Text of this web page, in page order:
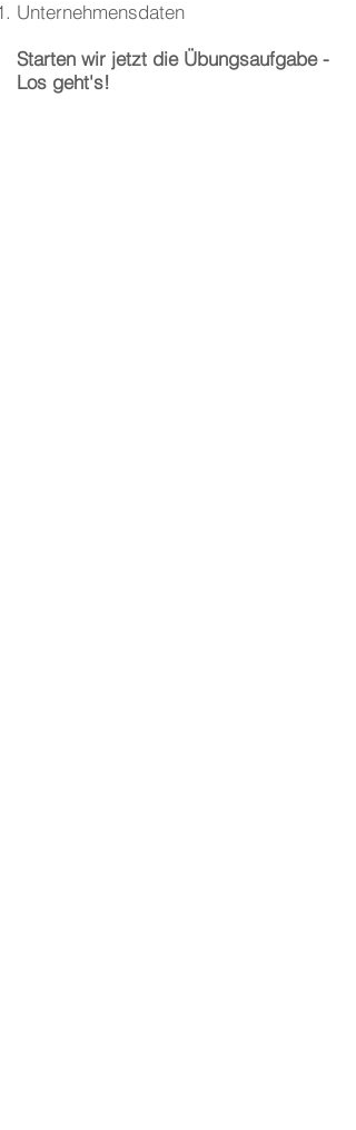
Unternehmensdaten
Starten wir jetzt die Übungsaufgabe -
Los geht's!